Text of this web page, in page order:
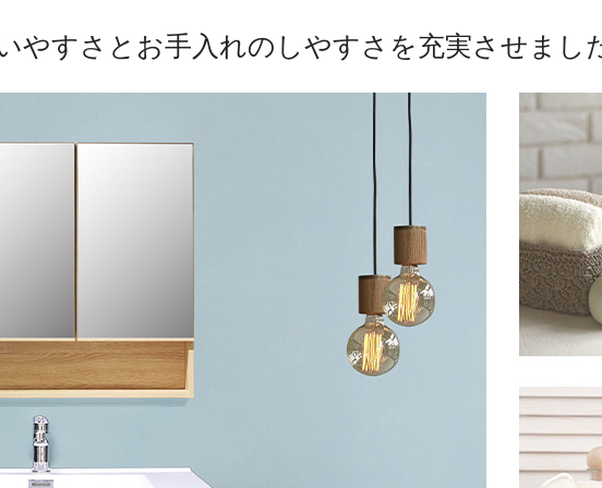
やすさとお手入れのしやすさを充実させまし